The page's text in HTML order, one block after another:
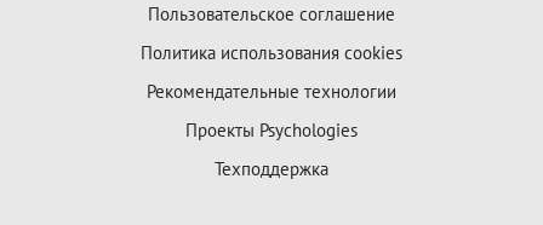
Пользовательское соглашение
Политика использования cookies
Рекомендательные технологии
Проекты Psychologies
Техподдержка